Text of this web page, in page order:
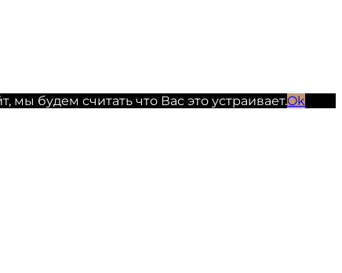
будем считать что Вас это устраивает.Ok